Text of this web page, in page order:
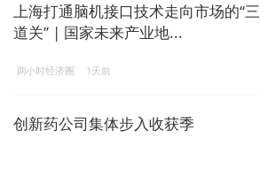
上海打通脑机接口技术走向市场的“三
道关” | 国家未来产业地...
两小时经济圈 1天前
创新药公司集体步入收获季